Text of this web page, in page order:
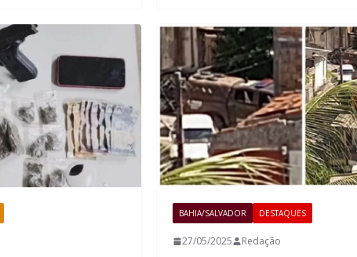
BAHIA/SALVADOR DESTAQUES
27/05/2025 Redação